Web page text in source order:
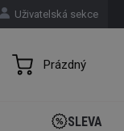
Uživatelská sekce
Prázdný
SLEVA